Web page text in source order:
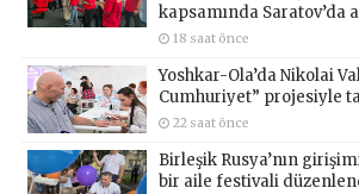
kapsamında Saratov’da
18 saat önce
Yoshkar-Ola’da Nikolai
Cumhuriyet” projesiyle
22 saat önce
Birleşik Rusya’nın
bir aile festivali